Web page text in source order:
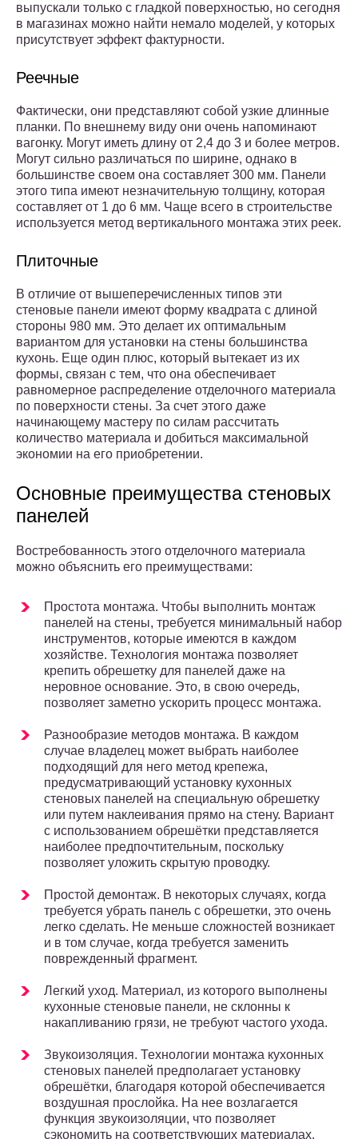
выпускали только с гладкой поверхностью, но сегодня
в магазинах можно найти немало моделей, у которых
присутствует эффект фактурности.
Реечные
Фактически, они представляют собой узкие длинные
планки. По внешнему виду они очень напоминают
вагонку. Могут иметь длину от 2,4 до 3 и более метров.
Могут сильно различаться по ширине, однако в
большинстве своем она составляет 300 мм. Панели
этого типа имеют незначительную толщину, которая
составляет от 1 до 6 мм. Чаще всего в строительстве
используется метод вертикального монтажа этих реек.
Плиточные
В отличие от вышеперечисленных типов эти
стеновые панели имеют форму квадрата с длиной
стороны 980 мм. Это делает их оптимальным
вариантом для установки на стены большинства
кухонь. Еще один плюс, который вытекает из их
формы, связан с тем, что она обеспечивает
равномерное распределение отделочного материала
по поверхности стены. За счет этого даже
начинающему мастеру по силам рассчитать
количество материала и добиться максимальной
экономии на его приобретении.
Основные преимущества стеновых
панелей
Востребованность этого отделочного материала
можно объяснить его преимуществами:
Простота монтажа. Чтобы выполнить монтаж
панелей на стены, требуется минимальный набор
инструментов, которые имеются в каждом
хозяйстве. Технология монтажа позволяет
крепить обрешетку для панелей даже на
неровное основание. Это, в свою очередь,
позволяет заметно ускорить процесс монтажа.
Разнообразие методов монтажа. В каждом
случае владелец может выбрать наиболее
подходящий для него метод крепежа,
предусматривающий установку кухонных
стеновых панелей на специальную обрешетку
или путем наклеивания прямо на стену. Вариант
с использованием обрешётки представляется
наиболее предпочтительным, поскольку
позволяет уложить скрытую проводку.
Простой демонтаж. В некоторых случаях, когда
требуется убрать панель с обрешетки, это очень
легко сделать. Не меньше сложностей возникает
и в том случае, когда требуется заменить
поврежденный фрагмент.
Легкий уход. Материал, из которого выполнены
кухонные стеновые панели, не склонны к
накапливанию грязи, не требуют частого ухода.
Звукоизоляция. Технологии монтажа кухонных
стеновых панелей предполагает установку
обрешётки, благодаря которой обеспечивается
воздушная прослойка. На нее возлагается
функция звукоизоляции, что позволяет
сэкономить на соответствующих материалах.